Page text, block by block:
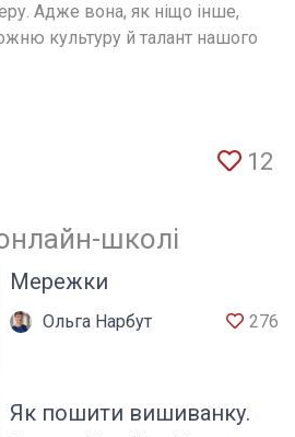
Адже вона, як ніщо інше,
культуру й талант нашого
12
школі
Мережки
Ольга Нарбут 276
Як пошити вишиванку.